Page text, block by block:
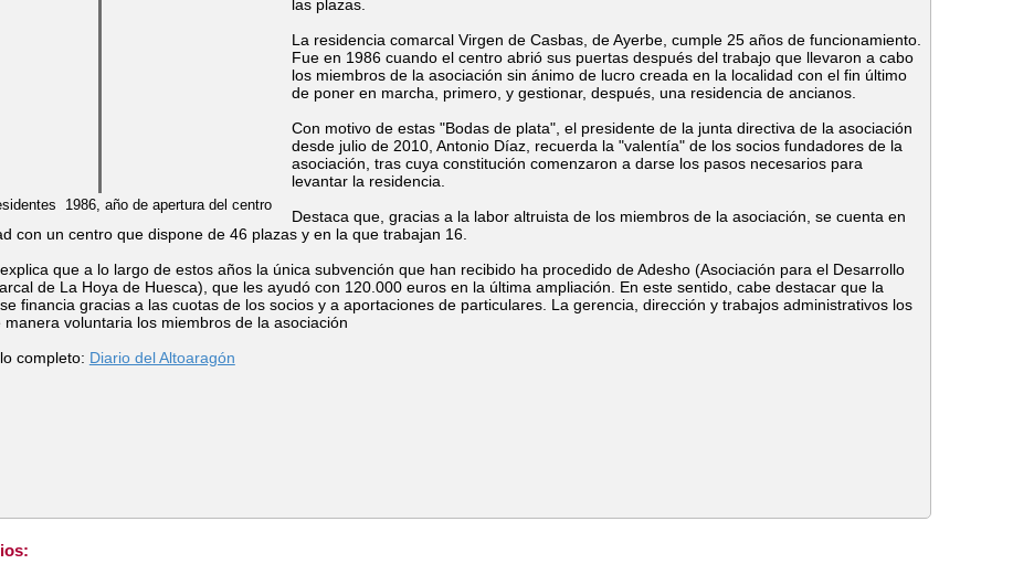
1986, año de apertura del centro
las plazas.
La residencia comarcal Virgen de Casbas, de Ayerbe, cumple 25 años de funcionamiento.
Fue en 1986 cuando el centro abrió sus puertas después del trabajo que llevaron a cabo
los miembros de la asociación sin ánimo de lucro creada en la localidad con el fin último
de poner en marcha, primero, y gestionar, después, una residencia de ancianos.
Con motivo de estas "Bodas de plata", el presidente de la junta directiva de la asociación
desde julio de 2010, Antonio Díaz, recuerda la "valentía" de los socios fundadores de la
asociación, tras cuya constitución comenzaron a darse los pasos necesarios para
levantar la residencia.
Destaca que, gracias a la labor altruista de los miembros de la asociación, se cuenta en
con un centro que dispone de 46 plazas y en la que trabajan 16.
que a lo largo de estos años la única subvención que han recibido ha procedido de Adesho (Asociación para el Desarrollo
de La Hoya de Huesca), que les ayudó con 120.000 euros en la última ampliación. En este sentido, cabe destacar que la
financia gracias a las cuotas de los socios y a aportaciones de particulares. La gerencia, dirección y trabajos administrativos los
manera voluntaria los miembros de la asociación
completo: Diario del Altoaragón